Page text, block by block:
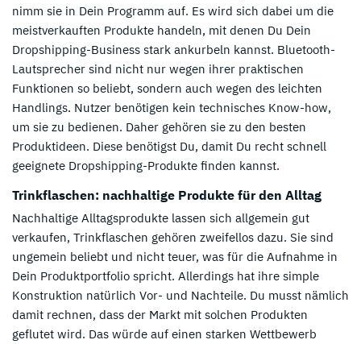
nimm sie in Dein Programm auf. Es wird sich dabei um die
meistverkauften Produkte handeln, mit denen Du Dein
Dropshipping-Business stark ankurbeln kannst. Bluetooth-
Lautsprecher sind nicht nur wegen ihrer praktischen
Funktionen so beliebt, sondern auch wegen des leichten
Handlings. Nutzer benötigen kein technisches Know-how,
um sie zu bedienen. Daher gehören sie zu den besten
Produktideen. Diese benötigst Du, damit Du recht schnell
geeignete Dropshipping-Produkte finden kannst.
Trinkflaschen: nachhaltige Produkte für den Alltag
Nachhaltige Alltagsprodukte lassen sich allgemein gut
verkaufen, Trinkflaschen gehören zweifellos dazu. Sie sind
ungemein beliebt und nicht teuer, was für die Aufnahme in
Dein Produktportfolio spricht. Allerdings hat ihre simple
Konstruktion natürlich Vor- und Nachteile. Du musst nämlich
damit rechnen, dass der Markt mit solchen Produkten
geflutet wird. Das würde auf einen starken Wettbewerb